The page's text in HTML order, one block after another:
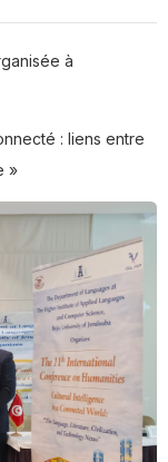
à
: liens entre
»